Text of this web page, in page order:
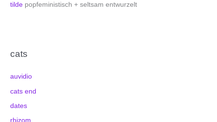
tilde popfeministisch + seltsam entwurzelt
cats
auvidio
cats end
dates
rhizom